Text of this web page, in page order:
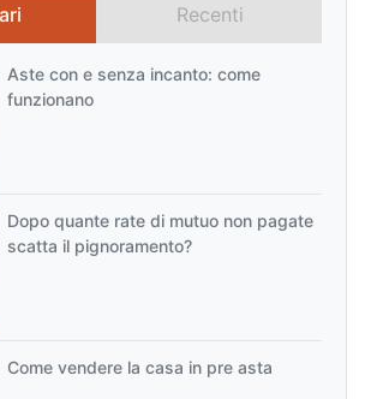
Recenti
Aste con e senza incanto: come
funzionano
Dopo quante rate di mutuo non pagate
scatta il pignoramento?
Come vendere la casa in pre asta